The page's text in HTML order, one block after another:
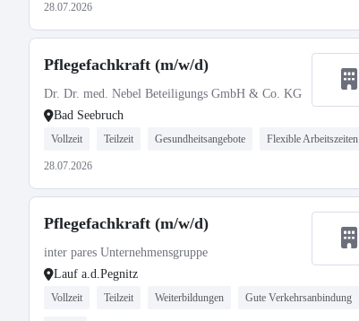
28.07.2026
Pflegefachkraft (m/w/d)
Dr. Dr. med. Nebel Beteiligungs GmbH & Co. KG
Bad Seebruch
Vollzeit Teilzeit Gesundheitsangebote Flexible Arbeitszeiten
28.07.2026
Pflegefachkraft (m/w/d)
inter pares Unternehmensgruppe
Lauf a.d.Pegnitz
Vollzeit Teilzeit Weiterbildungen Gute Verkehrsanbindung